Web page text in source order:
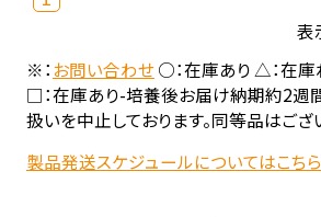
表
※：お問い合わせ○：在庫あり △：在庫
□：在庫あり-培養後お届け納期約2週
扱いを中止しております。同等品はござ
製品発送スケジュールについてはこちら